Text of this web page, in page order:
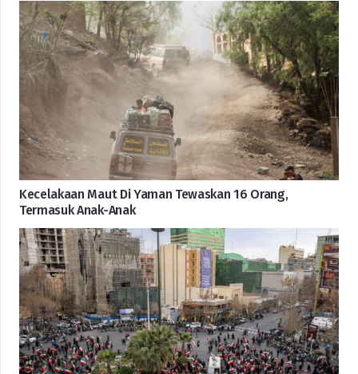
Kecelakaan Maut Di Yaman Tewaskan 16 Orang,
Termasuk Anak-Anak